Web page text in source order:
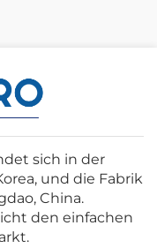
sich in der
und die Fabrik
China.
den einfachen